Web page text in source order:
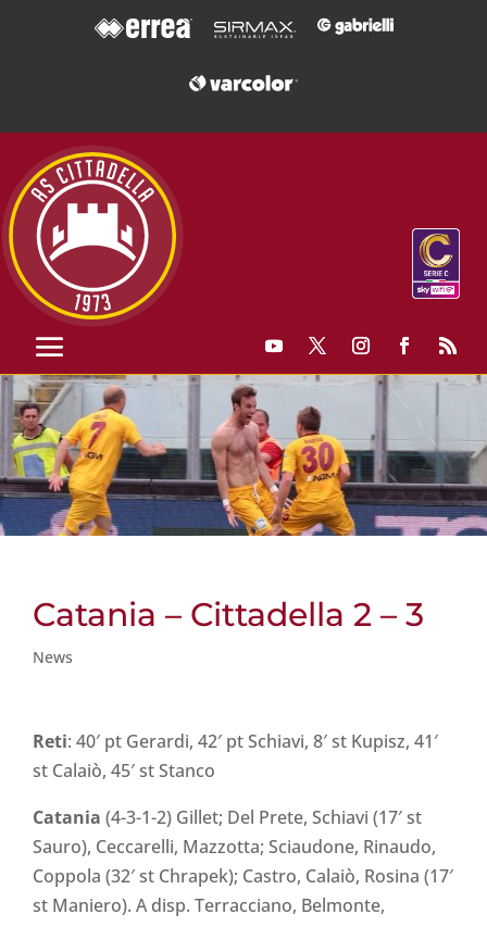
Catania – Cittadella 2 – 3
News
Reti: 40′ pt Gerardi, 42′ pt Schiavi, 8′ st Kupisz, 41′
st Calaiò, 45′ st Stanco
Catania (4-3-1-2) Gillet; Del Prete, Schiavi (17′ st
Sauro), Ceccarelli, Mazzotta; Sciaudone, Rinaudo,
Coppola (32′ st Chrapek); Castro, Calaiò, Rosina (17′
st Maniero). A disp. Terracciano, Belmonte,